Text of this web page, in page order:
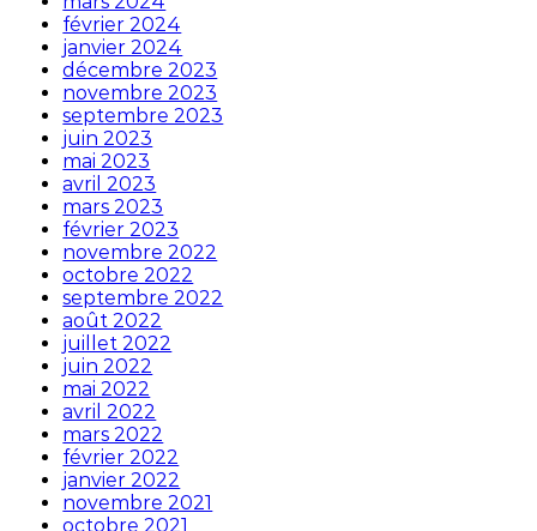
février 2024
janvier 2024
décembre 2023
novembre 2023
septembre 2023
juin 2023
mai 2023
avril 2023
mars 2023
février 2023
novembre 2022
octobre 2022
septembre 2022
août 2022
juillet 2022
juin 2022
mai 2022
avril 2022
mars 2022
février 2022
janvier 2022
novembre 2021
octobre 2021